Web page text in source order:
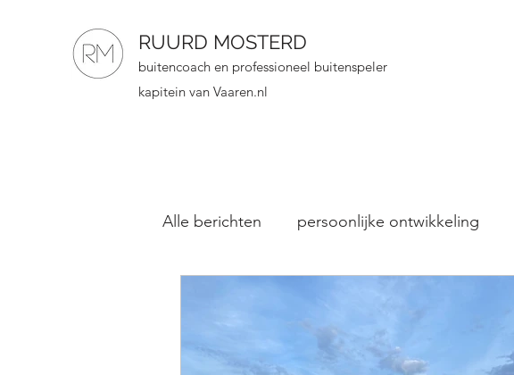
RUURD MOSTERD
buitencoach en professioneel buitenspeler
kapitein van Vaaren.nl
Alle berichten persoonlijke ontwikkeling
Marketing en buitenspelen Workshops